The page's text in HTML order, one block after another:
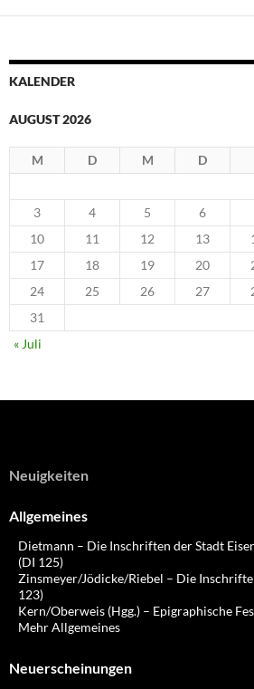
KALENDER
AUGUST 2026
M D M D
3
4 5 6
10
11 12 13
17
18 19 20
24
25 26 27
31
« Juli
Neuigkeiten
Allgemeines
Dietmann – Die Inschriften der Stadt
(DI 125)
Zinsmeyer/Jödicke/Riebel – Die
123)
Kern/Oberweis (Hgg.) – Epigraphische
Mehr Allgemeines
Neuerscheinungen